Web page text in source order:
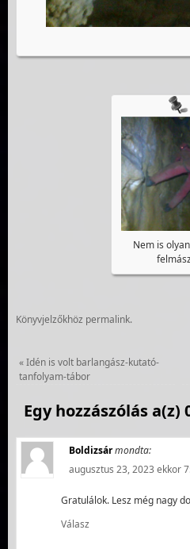
Nem is
Könyvjelzőkhöz permalink.
«Idén is volt barlangász-kutató-
tanfolyam-tábor
Egy hozzászólás a(z)
Boldizsármondta:
augusztus 23, 2023 ekkor
Gratulálok. Lesz még nagy
Válasz